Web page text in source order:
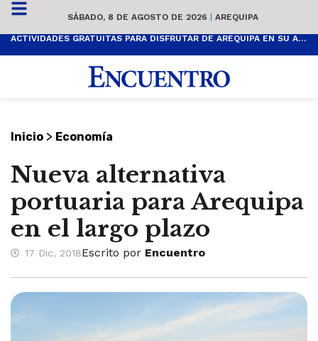
SÁBADO, 8 DE AGOSTO DE 2026 | AREQUIPA
ACTIVIDADES GRATUITAS PARA DISFRUTAR DE AREQUIPA EN SU ANIVERSARIO
Inicio > Economía
Nueva alternativa
portuaria para Arequipa
en el largo plazo
17 Dic, 2018Escrito por Encuentro